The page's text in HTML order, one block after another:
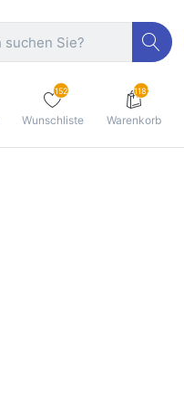
152
Wunschliste
1182
Warenkorb